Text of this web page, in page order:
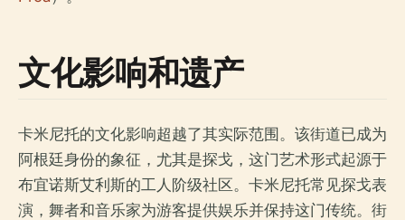
文化影响和遗产
卡米尼托的文化影响超越了其实际范围。该街道已成为
阿根廷身份的象征，尤其是探戈，这门艺术形式起源于
布宜诺斯艾利斯的工人阶级社区。卡米尼托常见探戈表
演，舞者和音乐家为游客提供娱乐并保持这门传统。街